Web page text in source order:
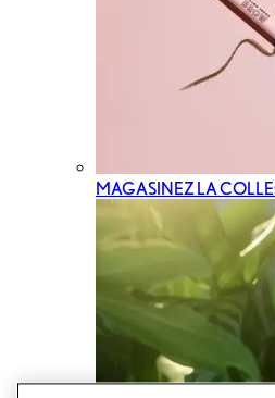
MAGASINEZ LA